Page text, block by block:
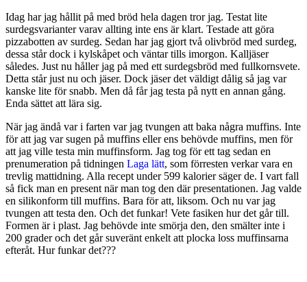
Idag har jag hållit på med bröd hela dagen tror jag. Testat lite
surdegsvarianter varav allting inte ens är klart. Testade att göra
pizzabotten av surdeg. Sedan har jag gjort två olivbröd med surdeg,
dessa står dock i kylskåpet och väntar tills imorgon. Kalljäser
således. Just nu håller jag på med ett surdegsbröd med fullkornsvete.
Detta står just nu och jäser. Dock jäser det väldigt dålig så jag var
kanske lite för snabb. Men då får jag testa på nytt en annan gång.
Enda sättet att lära sig.
När jag ändå var i farten var jag tvungen att baka några muffins. Inte
för att jag var sugen på muffins eller ens behövde muffins, men för
att jag ville testa min muffinsform. Jag tog för ett tag sedan en
prenumeration på tidningen Laga lätt, som förresten verkar vara en
trevlig mattidning. Alla recept under 599 kalorier säger de. I vart fall
så fick man en present när man tog den där presentationen. Jag valde
en silikonform till muffins. Bara för att, liksom. Och nu var jag
tvungen att testa den. Och det funkar! Vete fasiken hur det går till.
Formen är i plast. Jag behövde inte smörja den, den smälter inte i
200 grader och det går suveränt enkelt att plocka loss muffinsarna
efteråt. Hur funkar det???